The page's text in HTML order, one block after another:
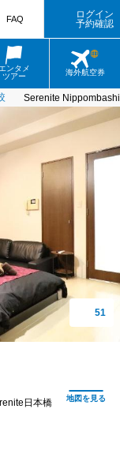
エンタメ
ツアー
海外航空券
FAQ
ログイン
予約確認
Serenite Nippombashi
日本橋